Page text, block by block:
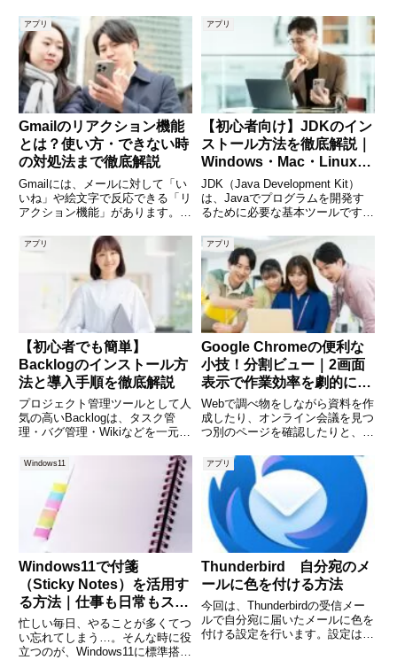
ありませんか。特に軽自動車や大
型車、運転に不慣れな方にとっ
て、道幅の情報はとても重要で
す。本記事では、Google
う使えばいいのか分からない」
「もっと便利に使いたい」と感じ
ている方も多いのではないでしょ
うか。本記事では、Gmail
アプリ
Gmailのリアクション機能
とは？使い方・できない時
の対処法まで徹底解説
Gmailには、メールに対して「い
いね」や絵文字で反応できる「リ
アクション機能」があります。従
た場面でも、リアクションを使え
ばワンクリックで意思表示がで
き、コミュニケーションがよりス
ムーズになります。この記事で
アプリ
【初心者向け】JDKのイン
ストール方法を徹底解説｜
Windows・Mac・Linux対
応ガイド
JDK（Java Development Kit）
は、Javaでプログラムを開発す
るために必要な基本ツールです。
リ、スマートフォンアプリなど幅
広い分野で利用されており、エン
ジニアだけでなくIT初心者にも重
要
アプリ
【初心者でも簡単】
Backlogのインストール方
法と導入手順を徹底解説
プロジェクト管理ツールとして人
気の高いBacklogは、タスク管
理・バグ管理・Wikiなどを一元化
ITエンジニアやチーム開発におい
ては、情報共有の効率化や作業の
見える化に大きく貢献します。し
かし、初めて導入する
アプリ
Google Chromeの便利な
小技！分割ビュー｜2画面
表示で作業効率を劇的に上
げる方法
Webで調べ物をしながら資料を作
成したり、オンライン会議を見つ
つ別のページを確認したりと、私
の情報を見る」場面が増えていま
す。そんなときに役立つのが、
Google Chromeの分割ビューで
す。分割ビューを使え
Windows11
Windows11で付箋
（Sticky Notes）を活用す
る方法｜仕事も日常もスッ
キリ整理！
忙しい毎日、やることが多くてつ
い忘れてしまう…。そんな時に役
立つのが、Windows11に標準搭載
アプリ
Thunderbird 自分宛のメ
ールに色を付ける方法
今回は、Thunderbirdの受信メー
ルで自分宛に届いたメールに色を
付ける設定を行います。設定は、